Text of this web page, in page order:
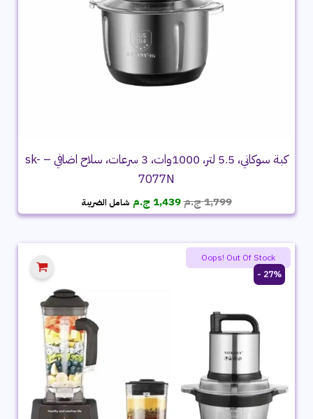
كبة سوكاني، 5.5 لتر، 1000وات، 3 سرعات، سلاح اضافي – sk-
7077N
1,799ج.مالسعر
الأصلي
1,799 ج.م.
1,439 ج.م السعر
الحالي
1,439 ج.م.
شامل الضريبة
27% -
Oops! Out Of Stock